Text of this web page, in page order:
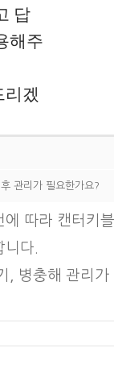
답
해주
리겠
관리가 필요한가요?
에 따라 캔터키블
다.
, 병충해 관리가